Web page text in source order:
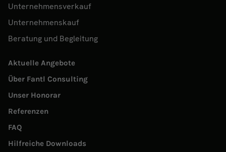
Unternehmensverkauf
Unternehmenskauf
Beratung und Begleitung
Aktuelle Angebote
Über Fantl Consulting
Unser Honorar
Referenzen
FAQ
Hilfreiche Downloads